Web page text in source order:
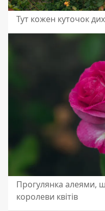
Тут кожен куточок
Прогулянка алеями,
королеви квітів